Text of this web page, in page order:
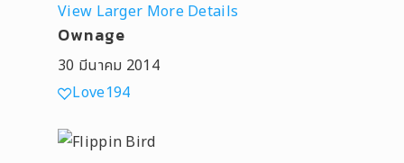
View Larger More Details
Ownage
30 มีนาคม 2014
Love194